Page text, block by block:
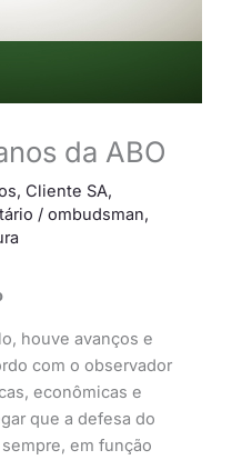
da ABO
, Cliente SA,
/ ombudsman,
houve avanços e
com o observador
econômicas e
que a defesa do
em função